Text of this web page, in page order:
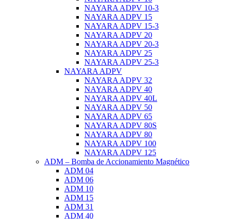
NAYARA ADPV 10-3
NAYARA ADPV 15
NAYARA ADPV 15-3
NAYARA ADPV 20
NAYARA ADPV 20-3
NAYARA ADPV 25
NAYARA ADPV 25-3
NAYARA ADPV
NAYARA ADPV 32
NAYARA ADPV 40
NAYARA ADPV 40L
NAYARA ADPV 50
NAYARA ADPV 65
NAYARA ADPV 80S
NAYARA ADPV 80
NAYARA ADPV 100
NAYARA ADPV 125
ADM – Bomba de Accionamiento Magnético
ADM 04
ADM 06
ADM 10
ADM 15
ADM 31
ADM 40